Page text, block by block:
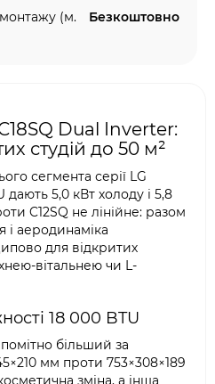
(м.
Безкоштовно
Dual Inverter:
студій до 50 м²
сегмента серії LG
5,0 кВт холоду і 5,8
C12SQ не лінійне: разом
і аеродинаміка
для відкритих
вітальнею чи L-
18 000 BTU
більший за
мм проти 753×308×189
зміна, а інша